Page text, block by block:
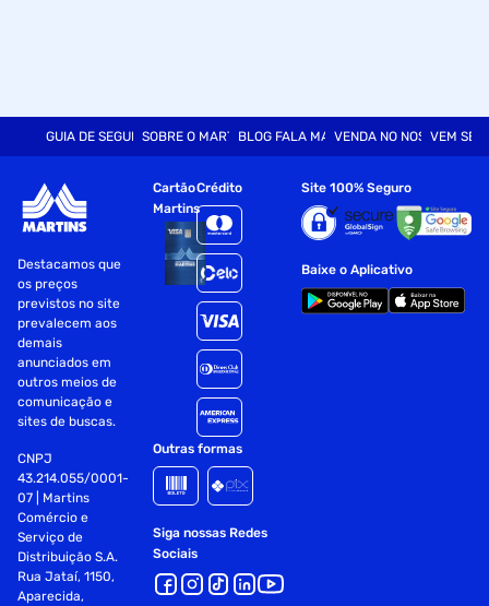
GUIA DE SEGURANÇASOBRE O MARTINSBLOG FALA MARTVENDA NO NOSSO SITE
VEM SER
Destacamos que
os preços
previstos no site
prevalecem aos
demais
anunciados em
outros meios de
comunicação e
sites de buscas.
CNPJ
43.214.055/0001-
07 | Martins
Comércio e
Serviço de
Distribuição S.A.
Rua Jataí, 1150,
Aparecida,
Cartão
Martins
Crédito
Outras formas
Siga nossas Redes
Sociais
Site 100% Seguro
Baixe o Aplicativo